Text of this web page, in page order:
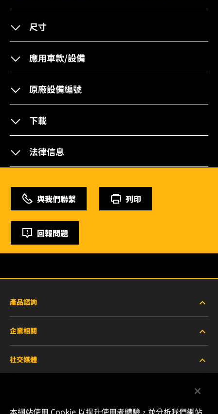
尺寸
應用車款/設備
原廠設備編號
下載
法律信息
與我們聯繫 列印
回報問題
產品諮詢
重型設備車輛
小客車與商用車
企業相關
關於WIX
社交媒體
本網站使用 Cookie 以提升使用者體驗，並分析我們網站